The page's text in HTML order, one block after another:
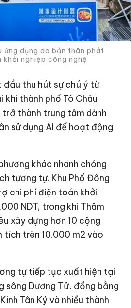
ứng dụng do bản thân phát
khởi nghiệp công nghệ.
đầu thu hút sự chú ý từ
khi thành phố Tô Châu
thành trung tâm dành
sử dụng AI để hoạt động
khác nhanh chóng
tương tự. Khu Phố Đông
chi phí điện toán khởi
NDT, trong khi Thâm
xây dựng hơn 10 cộng
tích trên 10.000 m2 vào
tự tiếp tục xuất hiện tại
sông Dương Tử, đồng bằng
Tân Ký và nhiều thành